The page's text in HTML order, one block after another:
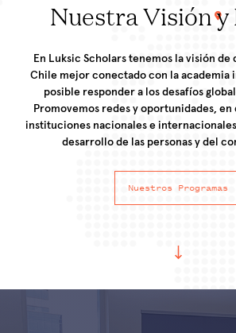
Nuestra Visión y
En Luksic Scholars tenemos la visión de
Chile mejor conectado con la academia
posible responder a los desafíos
Promovemos redes y oportunidades,
instituciones nacionales e
desarrollo de las personas y del
Nuestros Programas